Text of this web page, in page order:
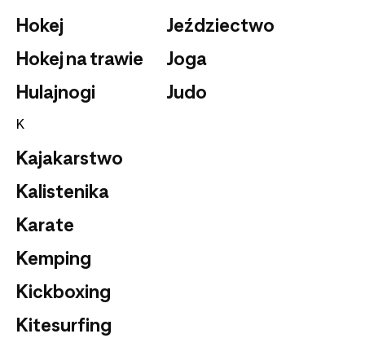
Hokej
Hokej na trawie
Hulajnogi
Jeździectwo
Joga
Judo
K
Kajakarstwo
Kalistenika
Karate
Kemping
Kickboxing
Kitesurfing